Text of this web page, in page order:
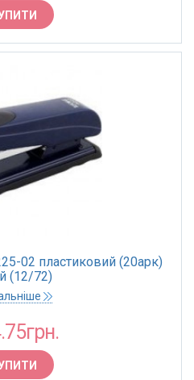
02 пластиковий (20арк)
(12/72)